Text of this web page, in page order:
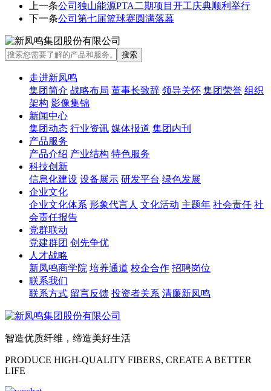
上一条公司独山能源PTA二期项目开工庆典顺利举行
下一条公司第七届篮球赛圆满落幕
走进新凤鸣
集团简介 战略布局 董事长致辞 领导关怀 集团荣誉 组织
架构 影像集锦
新闻中心
集团动态 行业资讯 媒体报道 集团内刊
产品服务
产品介绍 产业结构 特色服务
科技创新
信息化建设 设备展示 研发平台 绿色发展
企业文化
企业文化体系 形象代言人 文化活动 主题年 社会责任 社
会责任报告
党群联动
党建群团 创先争优
人才战略
新凤鸣商学院 培养通道 校企合作 招聘岗位
联系我们
联系方式 留言反馈 投资者关系 清廉新凤鸣
智造优质纤维，缔造美好生活
PRODUCE HIGH-QUALITY FIBERS, CREATE A BETTER
LIFE